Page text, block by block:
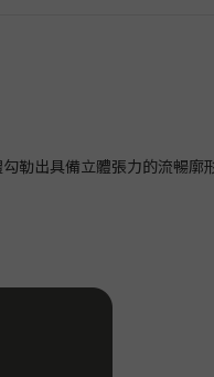
勒出具備立體張力的流暢廓